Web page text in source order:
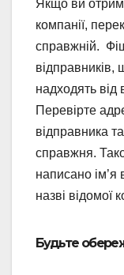
Якщо ви
компанії,
справжній.
надходять від
Перевірте
відправника
справжня.
написано ім’я
назві відомої
Будьте